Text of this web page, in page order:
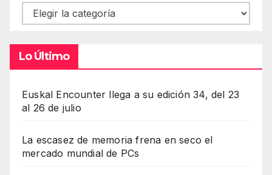
Contenidos
Lo Último
Euskal Encounter llega a su edición 34, del 23
al 26 de julio
La escasez de memoria frena en seco el
mercado mundial de PCs